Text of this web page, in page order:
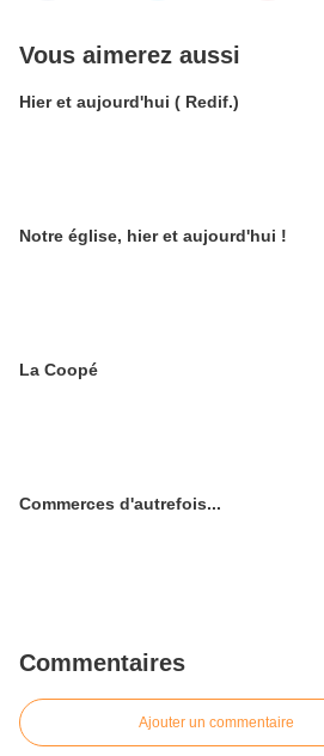
Vous aimerez aussi
Hier et aujourd'hui ( Redif.)
Notre église, hier et aujourd'hui !
La Coopé
Commerces d'autrefois...
Commentaires
Ajouter un commentaire